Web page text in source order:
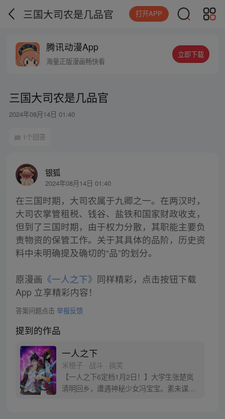
三国大司农是几品官 打开APP
腾讯动漫App
海量正版漫画畅快看
立即下载
三国大司农是几品官
2024年08月14日 01:40
1个回答
银狐
2024年08月14日 01:40
在三国时期，大司农属于九卿之一。在两汉时，
大司农掌管租税、钱谷、盐铁和国家财政收支，
但到了三国时期，由于权力分散，其职能主要负
责物资的保管工作。关于其具体的品阶，历史资
料中未明确提及确切的“品”的划分。
原漫画 《一人之下》 同样精彩，点击按钮下载
App 立享精彩内容！
答案问题点击 举报反馈
提到的作品
一人之下
米橙子 · 战斗 · 搞笑
【一人之下6定档1月2日！】大学生张楚岚
清明回乡，遭遇神秘少女冯宝宝。素未谋面